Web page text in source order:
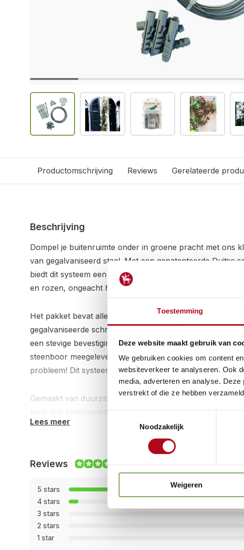
Toestemming
Deze website maakt gebruik van
We gebruiken cookies om content
websiteverkeer te analyseren. Ook
media, adverteren en analyse.
verstrekt of die ze hebben
Noodzakelijk
Weigeren
Productomschrijving Reviews Gerelateerde
Beschrijving
Dompel je buitenruimte onder in groene pracht met ons
van gegalvaniseerd staal. Met een gepatenteerde Duitse
biedt dit systeem een robuuste ondersteuning voor al
en rozen, ongeacht het seizoen.
Het pakket bevat alles wat je nodig hebt: een 10 meter
gegalvaniseerde schroeven die geschikt zijn voor zowel
een stevige bevestiging aan steen, worden er zelfs 6
steenboor meegeleverd. Wil je nog meer planten
probleem! Dit systeem kan eenvoudig worden uitgebreid
Gemaakt van duurzaam gegalvaniseerd staal met een
biedt ons klimplantensysteem niet alleen een solide
prachtige uitstraling. De afstand tot de gevel varieert van
waardoor jouw planten voldoende ruimte hebben om te
Lees meer
Reviews 9.9/10
5 stars
4 stars
3 stars
2 stars
1 star